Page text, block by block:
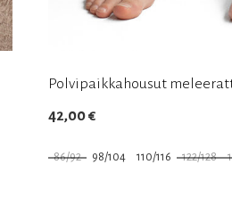
Polvipaikkahousut
42,00€
86/92 98/104 110/116 122/128